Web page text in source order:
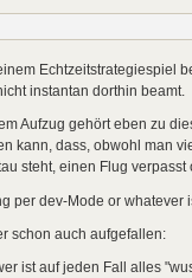
Echtzeitstrategiespiel
instantan dorthin beamt.
Aufzug gehört eben zu
kann, dass, obwohl man
steht, einen Flug verpasst
per dev-Mode or whatever
schon auch aufgefallen:
ist auf jeden Fall alles